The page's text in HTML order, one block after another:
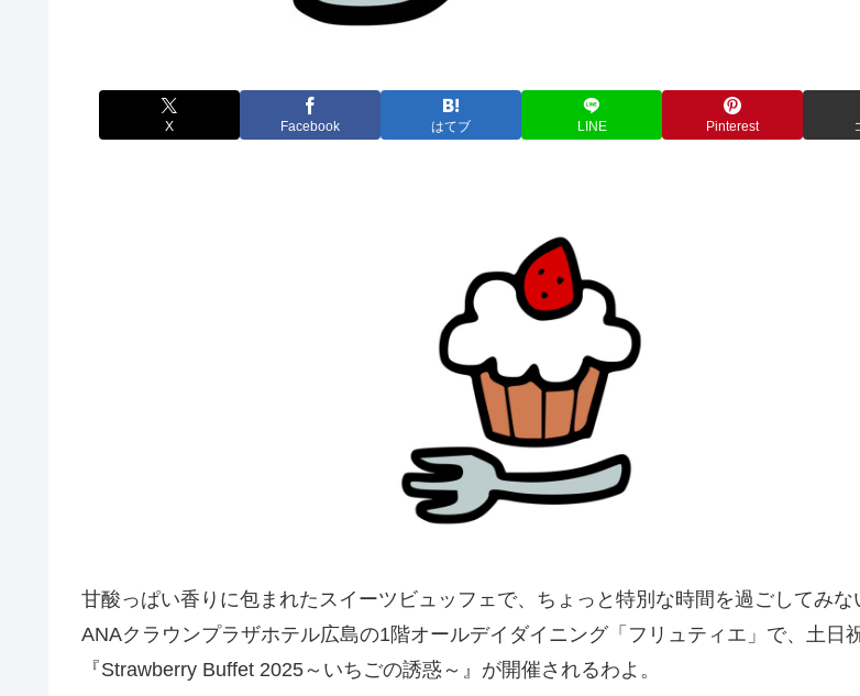
X Facebook はてブ LINE Pinterest
甘酸っぱい香りに包まれたスイーツビュッフェで、ちょっと特別な時間を過ごしてみな
ANAクラウンプラザホテル広島の1階オールデイダイニング「フリュティエ」で、土日
『Strawberry Buffet 2025～いちごの誘惑～』が開催されるわよ。